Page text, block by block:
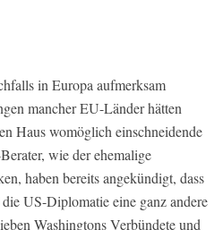
in Europa aufmerksam
mancher EU-Länder hätten
Haus womöglich einschneidende
wie der ehemalige
haben bereits angekündigt, dass
US-Diplomatie eine ganz andere
Washingtons Verbündete und